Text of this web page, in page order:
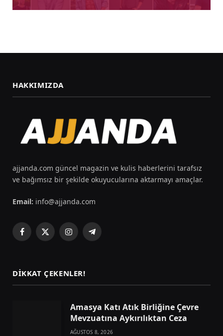
HAKKIMIZDA
ajjanda.com güncel magazin ve kulis haberlerini tarafsız
ve bağımsız bir şekilde okuyucularına aktarmayı amaçlar.
Email: info@ajjanda.com
Facebook
X
InstagramTelegram
DIKKAT ÇEKENLER!
Amasya Katı Atık Birliğine Çevre
Mevzuatına Aykırılıktan Ceza
AĞUSTOS 8, 2026